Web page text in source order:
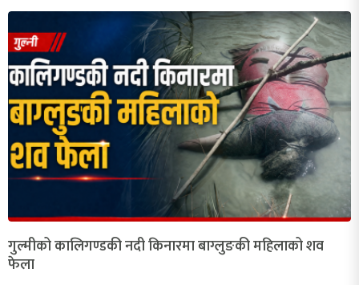
गुल्मीको कालिगण्डकी नदी किनारमा बाग्लुङकी महिलाको शव
फेला